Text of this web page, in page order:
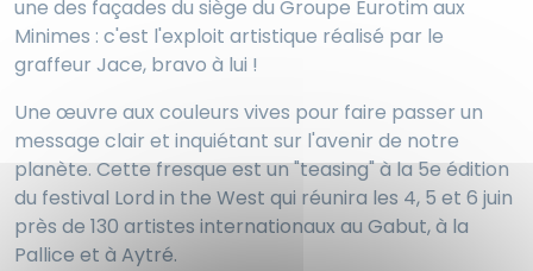
une des façades du siège du Groupe Eurotim aux
Minimes : c'est l'exploit artistique réalisé par le
graffeur Jace, bravo à lui !
Une œuvre aux couleurs vives pour faire passer un
message clair et inquiétant sur l'avenir de notre
planète. Cette fresque est un "teasing" à la 5e édition
du festival Lord in the West qui réunira les 4, 5 et 6 juin
près de 130 artistes internationaux au Gabut, à la
Pallice et à Aytré.